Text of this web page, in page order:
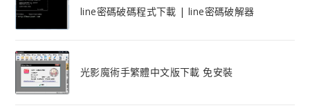
line密碼破碼程式下載 | line密碼破解器
光影魔術手繁體中文版下載 免安裝